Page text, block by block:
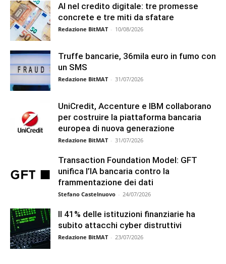
AI nel credito digitale: tre promesse
concrete e tre miti da sfatare
Redazione BitMAT - 10/08/2026
Truffe bancarie, 36mila euro in fumo con
un SMS
Redazione BitMAT - 31/07/2026
UniCredit, Accenture e IBM collaborano
per costruire la piattaforma bancaria
europea di nuova generazione
Redazione BitMAT - 31/07/2026
Transaction Foundation Model: GFT
unifica l’IA bancaria contro la
frammentazione dei dati
Stefano Castelnuovo - 24/07/2026
Il 41% delle istituzioni finanziarie ha
subito attacchi cyber distruttivi
Redazione BitMAT - 23/07/2026